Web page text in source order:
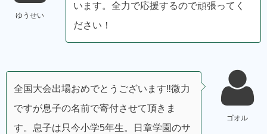
ゆうせい
います。全力で応援するので頑張ってく
ださい！
ゴオル
全国大会出場おめでとうございます‼︎微力
ですが息子の名前で寄付させて頂きま
す。息子は只今小学5年生。日章学園のサ